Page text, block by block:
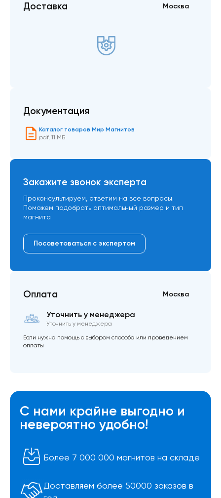
Доставка Москва
Документация
Каталог товаров Мир Магнитов
pdf, 11 МБ
Закажите звонок эксперта
Проконсультируем, ответим на все вопросы.
Поможем подобрать оптимальный размер и тип
магнита
Посоветоваться с экспертом
Оплата Москва
Уточнить у менеджера
Уточнить у менеджера
Если нужна помощь с выбором способа или проведением
оплаты
С нами крайне выгодно и
невероятно удобно!
Более 7 000 000 магнитов на складе
Доставляем более 50000 заказов в